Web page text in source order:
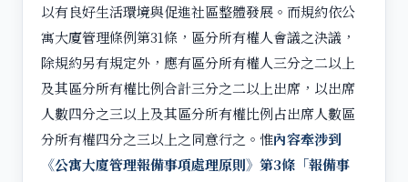
以有良好生活環境與促進社區整體發展。而規約依公
寓大廈管理條例第31條，區分所有權人會議之決議，
除規約另有規定外，應有區分所有權人三分之二以上
及其區分所有權比例合計三分之二以上出席，以出席
人數四分之三以上及其區分所有權比例占出席人數區
分所有權四分之三以上之同意行之。惟內容牽涉到
《公寓大廈管理報備事項處理原則》第3條「報備事